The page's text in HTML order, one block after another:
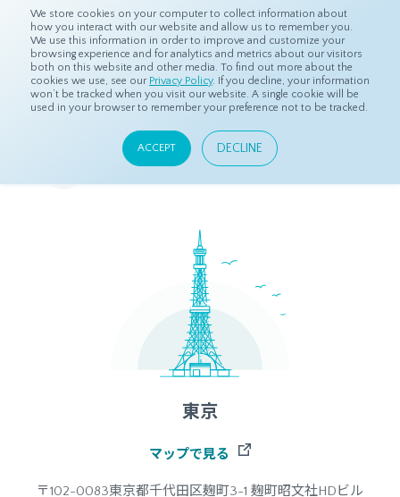
We store cookies on your computer to collect information about
how you interact with our website and allow us to remember you.
We use this information in order to improve and customize your
browsing experience and for analytics and metrics about our visitors
both on this website and other media. To find out more about the
cookies we use, see our Privacy Policy. If you decline, your information
won’t be tracked when you visit our website. A single cookie will be
used in your browser to remember your preference not to be tracked.
ACCEPT DECLINE
ホーム 企業情報 オフィス
オフィス
アジアを中心に様々な地域に拠点があります。
東京
マップで見る
〒102-0083東京都千代田区麹町3-1 麹町昭文社HDビル